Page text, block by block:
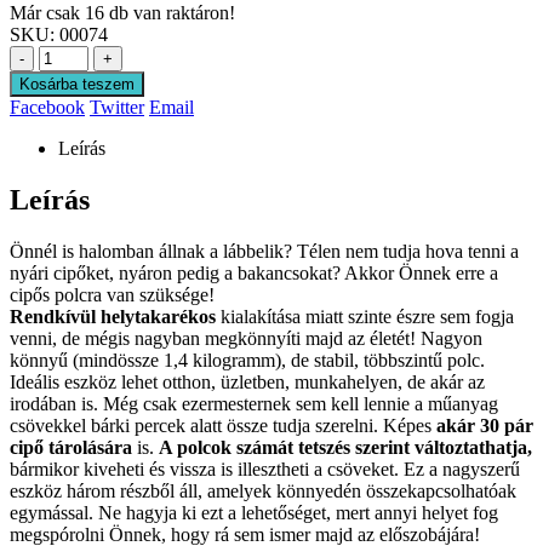
Már csak 16 db van raktáron!
SKU: 00074
-
+
Kosárba teszem
Facebook Twitter Email
Leírás
Leírás
Önnél is halomban állnak a lábbelik? Télen nem tudja hova tenni a
nyári cipőket, nyáron pedig a bakancsokat? Akkor Önnek erre a
cipős polcra van szüksége!
Rendkívül helytakarékos kialakítása miatt szinte észre sem fogja
venni, de mégis nagyban megkönnyíti majd az életét! Nagyon
könnyű (mindössze 1,4 kilogramm), de stabil, többszintű polc.
Ideális eszköz lehet otthon, üzletben, munkahelyen, de akár az
irodában is. Még csak ezermesternek sem kell lennie a műanyag
csövekkel bárki percek alatt össze tudja szerelni. Képes akár 30 pár
cipő tárolására is. A polcok számát tetszés szerint változtathatja,
bármikor kiveheti és vissza is illesztheti a csöveket. Ez a nagyszerű
eszköz három részből áll, amelyek könnyedén összekapcsolhatóak
egymással. Ne hagyja ki ezt a lehetőséget, mert annyi helyet fog
megspórolni Önnek, hogy rá sem ismer majd az előszobájára!